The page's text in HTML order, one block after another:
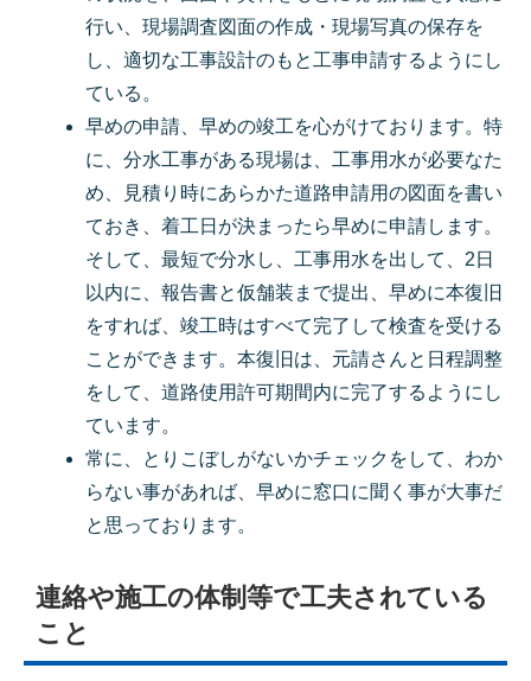
行い、現場調査図面の作成・現場写真の保存を
し、適切な工事設計のもと工事申請するようにし
ている。
早めの申請、早めの竣工を心がけております。特
に、分水工事がある現場は、工事用水が必要なた
め、見積り時にあらかた道路申請用の図面を書い
ておき、着工日が決まったら早めに申請します。
そして、最短で分水し、工事用水を出して、2日
以内に、報告書と仮舗装まで提出、早めに本復旧
をすれば、竣工時はすべて完了して検査を受ける
ことができます。本復旧は、元請さんと日程調整
をして、道路使用許可期間内に完了するようにし
ています。
常に、とりこぼしがないかチェックをして、わか
らない事があれば、早めに窓口に聞く事が大事だ
と思っております。
連絡や施工の体制等で工夫されている
こと